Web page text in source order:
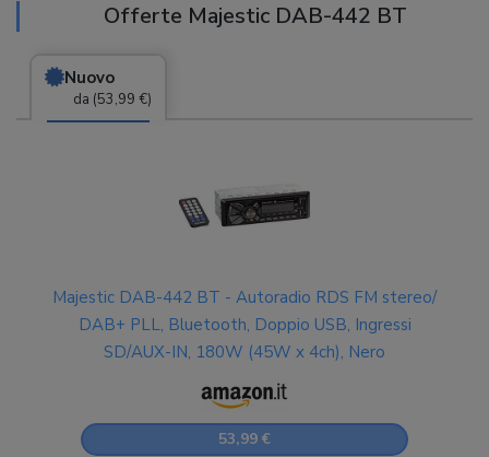
Offerte Majestic DAB-442 BT
Nuovo
da (53,99 €)
Majestic DAB-442 BT - Autoradio RDS FM stereo/
DAB+ PLL, Bluetooth, Doppio USB, Ingressi
SD/AUX-IN, 180W (45W x 4ch), Nero
53,99 €